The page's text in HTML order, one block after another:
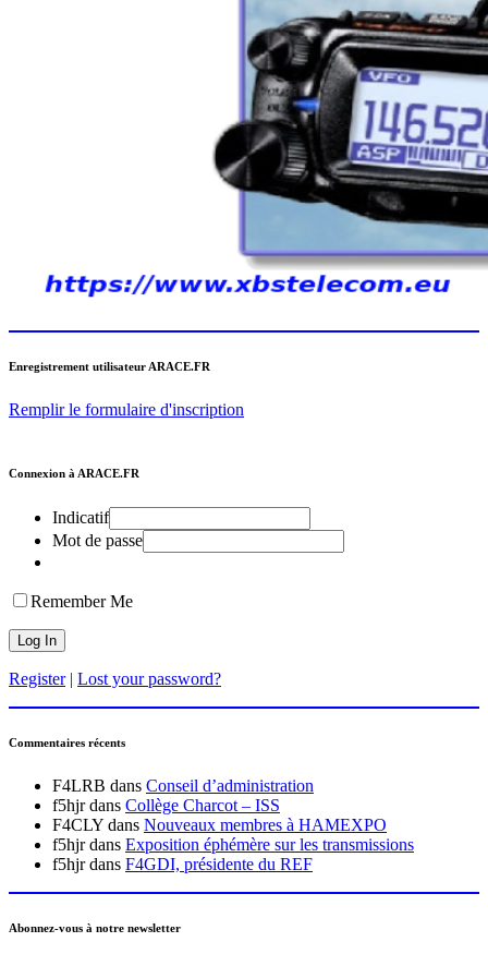
Enregistrement utilisateur ARACE.FR
Remplir le formulaire d'inscription
Connexion à ARACE.FR
Indicatif
Mot de passe
Remember Me
Register| Lost your password?
Commentaires récents
F4LRB dans Conseil d’administration
f5hjrdans Collège Charcot – ISS
F4CLY dans Nouveaux membres à HAMEXPO
f5hjrdans Exposition éphémère sur les transmissions
f5hjrdans F4GDI, présidente du REF
Abonnez-vous à notre newsletter